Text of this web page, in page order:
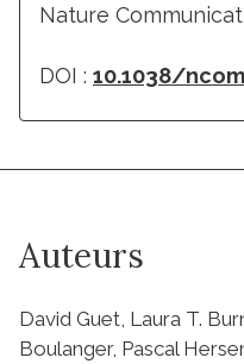
Nature
DOI : 10.1038/
Auteurs
David Guet, Laura T.
Boulanger, Pascal